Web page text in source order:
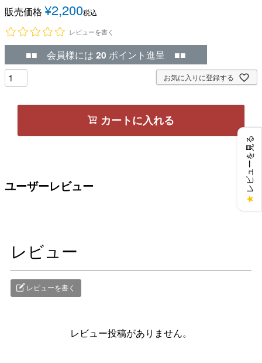
販売価格 ¥2,200税込
レビューを書く
■■ 会員様には 20 ポイント進呈 ■■
お気に入りに登録する
カートに入れる
ユーザーレビュー
レビュー
レビューを書く
レビュー投稿がありません。
★
レビューを見る